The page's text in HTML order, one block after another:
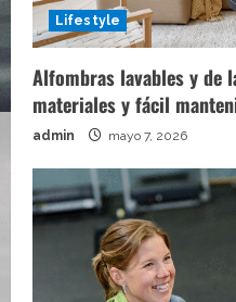
Lifestyle
Alfombras lavables y de
materiales y fácil
admin mayo 7, 2026